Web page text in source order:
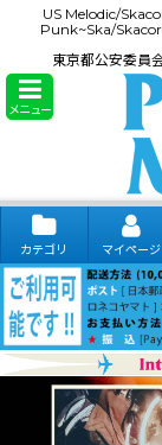
US Melodic/
Punk~Ska/
東京都公安委員
メニュー
カテゴリ マイページ